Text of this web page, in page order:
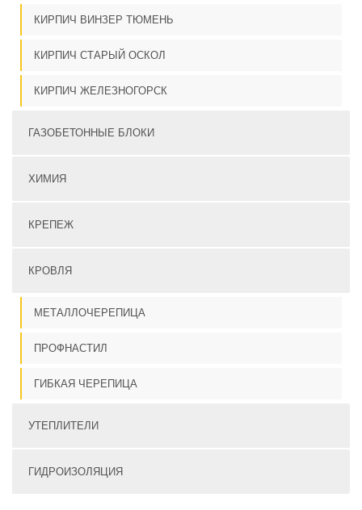
КИРПИЧ ВИНЗЕР ТЮМЕНЬ
КИРПИЧ СТАРЫЙ ОСКОЛ
КИРПИЧ ЖЕЛЕЗНОГОРСК
ГАЗОБЕТОННЫЕ БЛОКИ
ХИМИЯ
КРЕПЕЖ
КРОВЛЯ
МЕТАЛЛОЧЕРЕПИЦА
ПРОФНАСТИЛ
ГИБКАЯ ЧЕРЕПИЦА
УТЕПЛИТЕЛИ
ГИДРОИЗОЛЯЦИЯ